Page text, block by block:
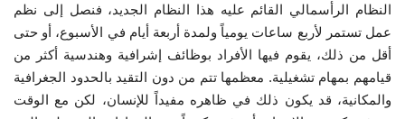
النظام الرأسمالي القائم عليه هذا النظام الجديد، فنصل إلى نظم
عمل تستمر لأربع ساعات يومياً ولمدة أربعة أيام في الأسبوع، أو حتى
أقل من ذلك، يقوم فيها الأفراد بوظائف إشرافية وهندسية أكثر من
قيامهم بمهام تشغيلية. معظمها تتم من دون التقيد بالحدود الجغرافية
والمكانية، قد يكون ذلك في ظاهره مفيداً للإنسان، لكن مع الوقت